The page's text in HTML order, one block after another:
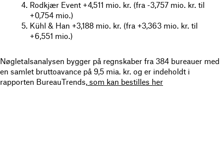
Rodkjær Event +4,511 mio. kr. (fra -3,757 mio. kr. til
+0,754 mio.)
Kühl & Han +3,188 mio. kr. (fra +3,363 mio. kr. til
+6,551 mio.)
Nøgletalsanalysen bygger på regnskaber fra 384 bureauer med
en samlet bruttoavance på 9,5 mia. kr. og er indeholdt i
rapporten BureauTrends, som kan bestilles her